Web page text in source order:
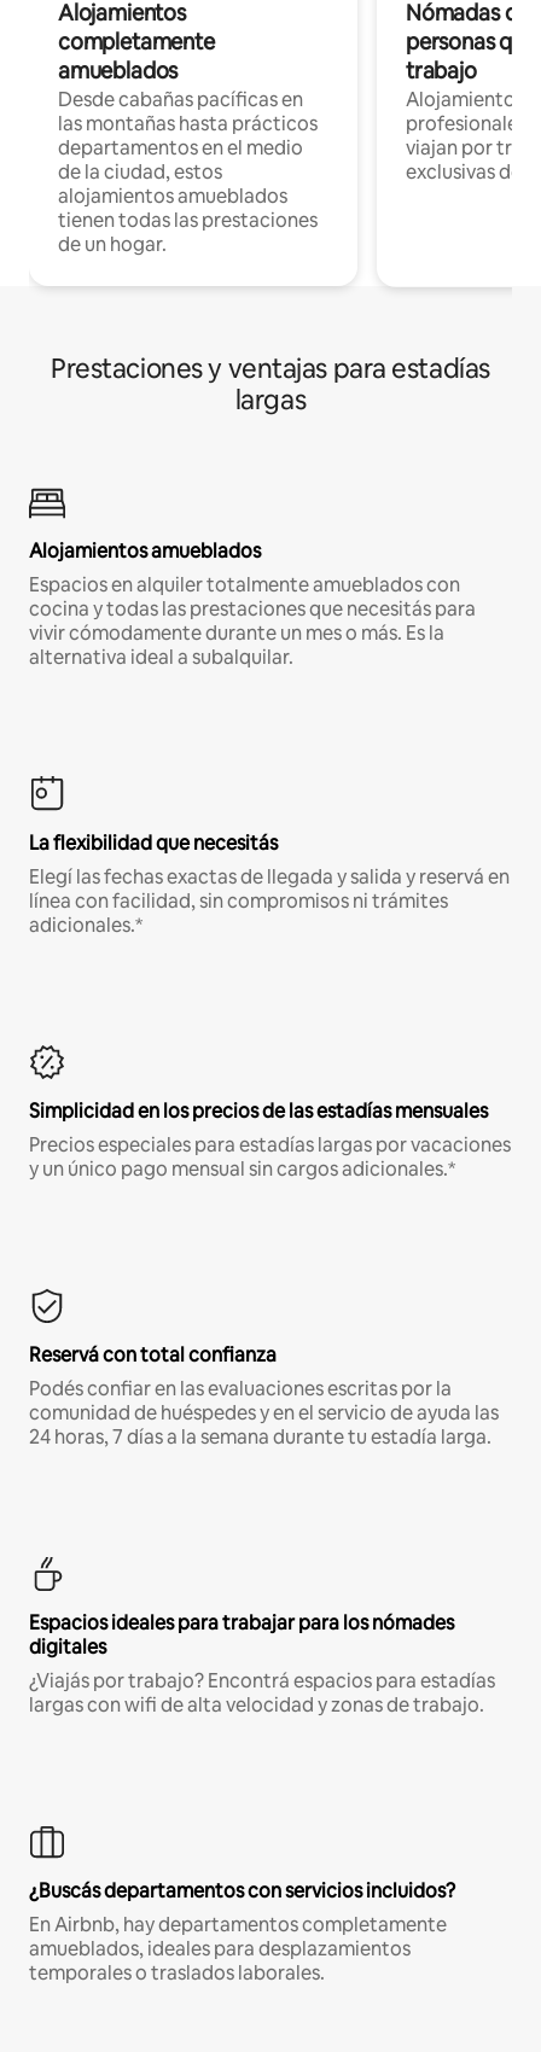
Alojamientos
completamente
amueblados
Desde cabañas pacíficas en
las montañas hasta prácticos
departamentos en el medio
de la ciudad, estos
alojamientos amueblados
tienen todas las prestaciones
de un hogar.
Nómadas
personas
trabajo
Alojamientos
profesionales
viajan por
exclusivas de
Prestaciones y ventajas para estadías
largas
Alojamientos amueblados
Espacios en alquiler totalmente amueblados con
cocina y todas las prestaciones que necesitás para
vivir cómodamente durante un mes o más. Es la
alternativa ideal a subalquilar.
La flexibilidad que necesitás
Elegí las fechas exactas de llegada y salida y reservá en
línea con facilidad, sin compromisos ni trámites
adicionales.*
Simplicidad en los precios de las estadías mensuales
Precios especiales para estadías largas por vacaciones
y un único pago mensual sin cargos adicionales.*
Reservá con total confianza
Podés confiar en las evaluaciones escritas por la
comunidad de huéspedes y en el servicio de ayuda las
24 horas, 7 días a la semana durante tu estadía larga.
Espacios ideales para trabajar para los nómades
digitales
¿Viajás por trabajo? Encontrá espacios para estadías
largas con wifi de alta velocidad y zonas de trabajo.
¿Buscás departamentos con servicios incluidos?
En Airbnb, hay departamentos completamente
amueblados, ideales para desplazamientos
temporales o traslados laborales.